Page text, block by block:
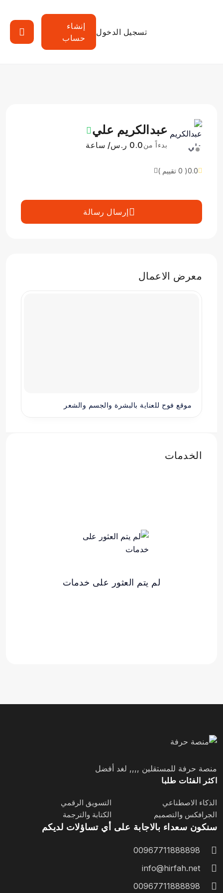
تسجيل الدخول
إنشاء
حساب
عبدالكريم علي
بدءاً من0.0 ر.س/ ساعة
0.0( 0 تقييم )
إرسال رسالة
معرض الاعمال
موقع فوح للعناية بالبشرة والجسم والشعر
الخدمات
لم يتم العثور على خدمات
منصة حرفة للمستقلين ,,,, لغد أفضل
اكثر الفئات طلبا
الذكاء الاصطناعي
التسويق الرقمي
الجرافكس والتصميم
الكتابة والترجمة
سنكون سعداء بالاجابة على أي تساؤلات لديكم
00967711888898
info@hirfah.net
00967711888898